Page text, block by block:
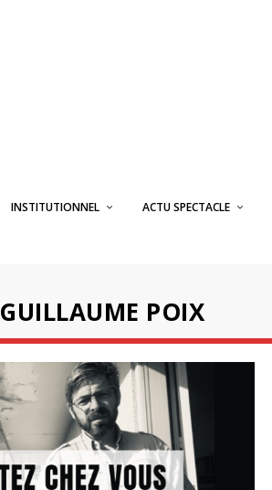
INSTITUTIONNEL ACTU SPECTACLE
GUILLAUME POIX